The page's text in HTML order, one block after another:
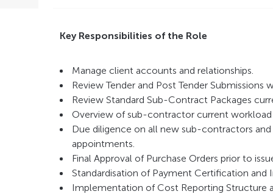
Key Responsibilities of the Role
Manage client accounts and relationships.
Review Tender and Post Tender Submissions
Review Standard Sub-Contract Packages
Overview of sub-contractor current
Due diligence on all new sub-contractors
appointments.
Final Approval of Purchase Orders prior to
Standardisation of Payment Certification and
Implementation of Cost Reporting Structure